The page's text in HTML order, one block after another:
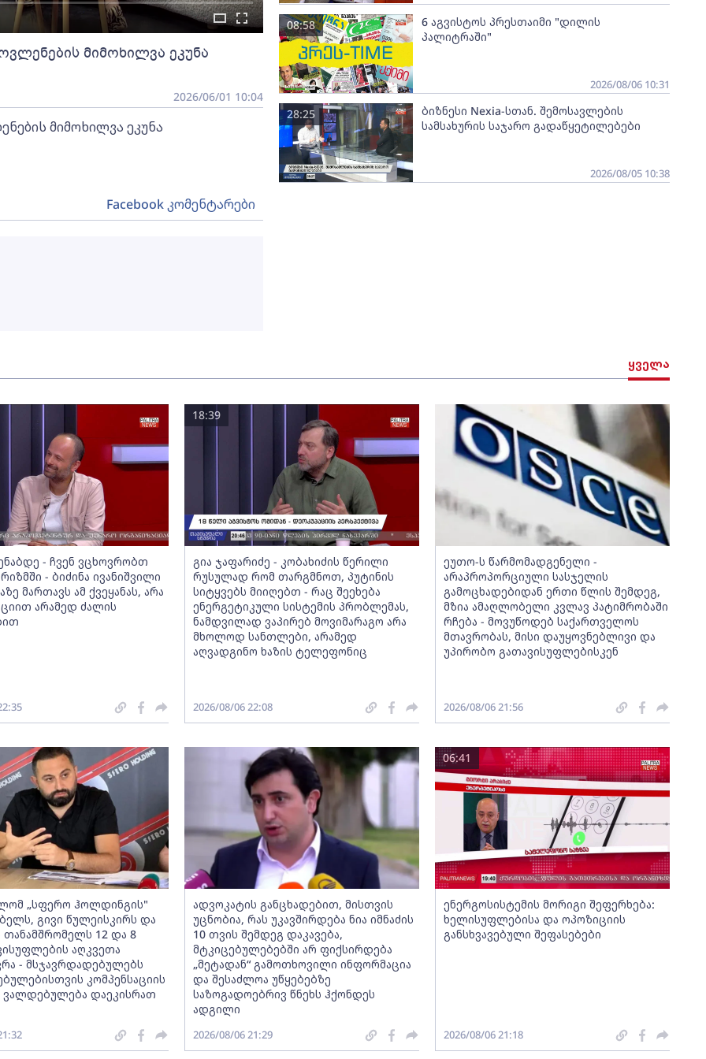
მიმოხილვა ეკუნა
2026/06/01 10:04
მიმოხილვა ეკუნა
6 აგვისტოს პრესთაიმი "დილის
პალიტრაში"
08:58
2026/08/06 10:31
ბიზნესი Nexia-სთან. შემოსავლების
სამსახურის საჯარო გადაწყეტილებები
28:25
2026/08/05 10:38
ყველა
- ჩვენ ვცხოვრობთ
- ბიძინა ივანიშვილი
მართავს ამ ქვეყანას, არა
არამედ ძალის
გია ჯაფარიძე - კობახიძის წერილი
რუსულად რომ თარგმნოთ, პუტინის
სიტყვებს მიიღებთ - რაც შეეხება
ენერგეტიკული სისტემის პრობლემას,
ნამდვილად ვაპირებ მოვიმარაგო არა
მხოლოდ სანთლები, არამედ
აღვადგინო ხაზის ტელეფონიც
18:39
2026/08/06 22:08
ეუთო-ს წარმომადგენელი -
არაპროპორციული სასჯელის
გამოცხადებიდან ერთი წლის შემდეგ,
მზია ამაღლობელი კვლავ პატიმრობაში
რჩება - მოვუწოდებ საქართველოს
მთავრობას, მისი დაუყოვნებლივი და
უპირობო გათავისუფლებისკენ
2026/08/06 21:56
„სფერო ჰოლდინგის"
გივი წულეისკირს და
თანამშრომელს 12 და 8
აღკვეთა
- მსჯავრდადებულებს
კომპენსაციის
ვალდებულება დაეკისრათ
ადვოკატის განცხადებით, მისთვის
უცნობია, რას უკავშირდება ნია იმნაძის
10 თვის შემდეგ დაკავება,
მტკიცებულებებში არ ფიქსირდება
„მეტადან“ გამოთხოვილი ინფორმაცია
და შესაძლოა უწყებებზე
საზოგადოებრივ წნეხს ჰქონდეს
ადგილი
2026/08/06 21:29
ენერგოსისტემის მორიგი შეფერხება:
ხელისუფლებისა და ოპოზიციის
განსხვავებული შეფასებები
06:41
2026/08/06 21:18
Facebook კომენტარები